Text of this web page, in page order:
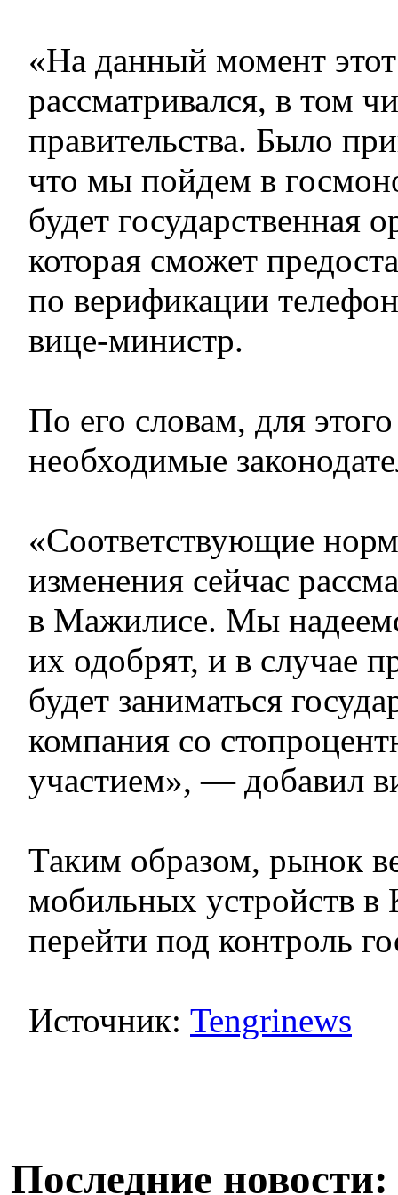
«На данный момент
рассматривался, в том
правительства. Было
что мы пойдем в
будет государственная
которая сможет
по верификации
вице-министр.
По его словам, для
необходимые
«Соответствующие
изменения сейчас
в Мажилисе. Мы
их одобрят, и в случае
будет заниматься
компания со
участием», — добавил
Таким образом, рынок
мобильных устройств в
перейти под контроль
Источник: Tengrinews
Последние новости: